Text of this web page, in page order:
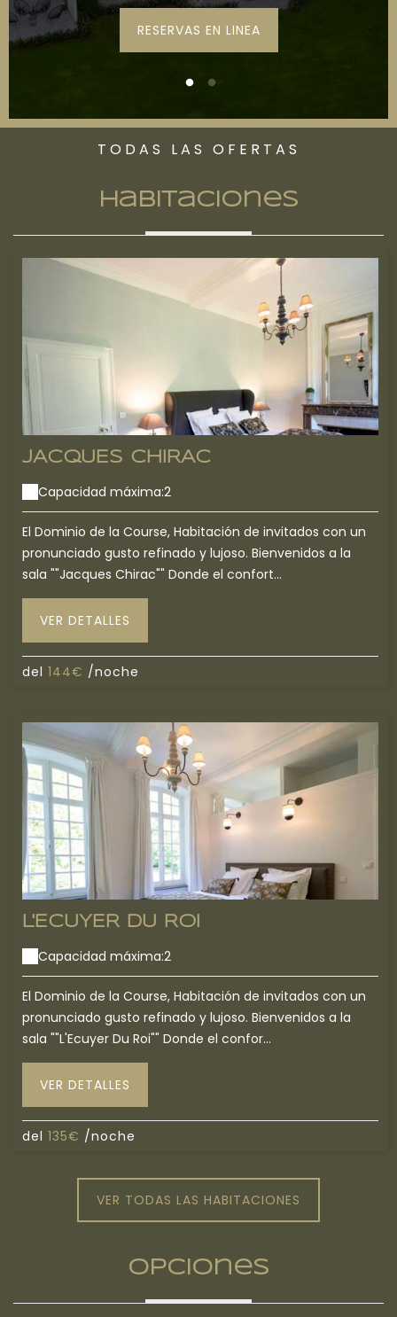
RESERVAS EN LINEA
TODAS LAS OFERTAS
Habitaciones
JACQUES CHIRAC
Capacidad máxima:2
El Dominio de la Course, Habitación de invitados con un
pronunciado gusto refinado y lujoso. Bienvenidos a la
sala ""Jacques Chirac"" Donde el confort...
VER DETALLES
del 144€ /noche
L'ECUYER DU ROI
Capacidad máxima:2
El Dominio de la Course, Habitación de invitados con un
pronunciado gusto refinado y lujoso. Bienvenidos a la
sala ""L'Ecuyer Du Roi"" Donde el confor...
VER DETALLES
del 135€ /noche
VER TODAS LAS HABITACIONES
Opciones